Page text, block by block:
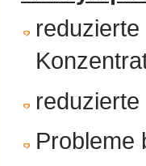
Probleme